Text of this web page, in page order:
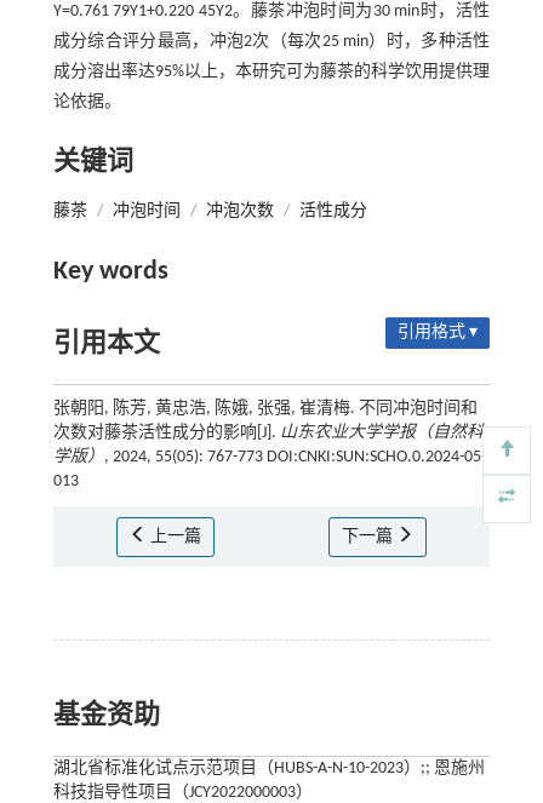
Y=0.761 79Y1+0.220 45Y2。藤茶冲泡时间为30 min时，活性
成分综合评分最高，冲泡2次（每次25 min）时，多种活性
成分溶出率达95%以上，本研究可为藤茶的科学饮用提供理
论依据。
关键词
藤茶 / 冲泡时间 / 冲泡次数 / 活性成分
Key words
引用本文 引用格式 ▾
张朝阳, 陈芳, 黄忠浩, 陈娥, 张强, 崔清梅. 不同冲泡时间和
次数对藤茶活性成分的影响[J]. 山东农业大学学报（自然科
学版） , 2024, 55(05): 767-773 DOI:CNKI:SUN:SCHO.0.2024-05-
013
上一篇 下一篇
基金资助
湖北省标准化试点示范项目（HUBS-A-N-10-2023）;; 恩施州
科技指导性项目（JCY2022000003）